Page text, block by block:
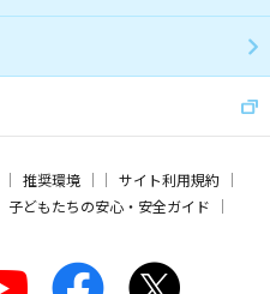
推奨環境
サイト利用規約
子どもたちの安心・安全ガイド